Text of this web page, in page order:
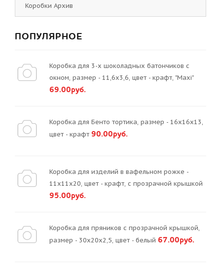
Коробки Архив
ПОПУЛЯРНОЕ
Коробка для 3-х шоколадных батончиков с
окном, размер - 11,6х3,6, цвет - крафт, "Maxi"
69.00руб.
Коробка для Бенто тортика, размер - 16х16х13,
цвет - крафт 90.00руб.
Коробка для изделий в вафельном рожке -
11х11х20, цвет - крафт, с прозрачной крышкой
95.00руб.
Коробка для пряников с прозрачной крышкой,
размер - 30х20х2,5, цвет - белый 67.00руб.